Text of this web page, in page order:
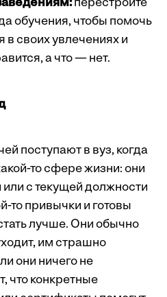
перестройте
обучения, чтобы помочь
в своих увлечениях и
а что — нет.
поступают в вуз, когда
то сфере жизни: они
или с текущей должности
то привычки и готовы
лучше. Они обычно
им страшно
они ничего не
что конкретные